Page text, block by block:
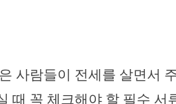
사람들이 전세를 살면서
때 꼭 체크해야 할 필수 서